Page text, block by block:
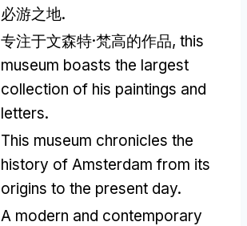
必游之地.
专注于文森特·梵高的作品, this
museum boasts the largest
collection of his paintings and
letters.
This museum chronicles the
history of Amsterdam from its
origins to the present day.
A modern and contemporary